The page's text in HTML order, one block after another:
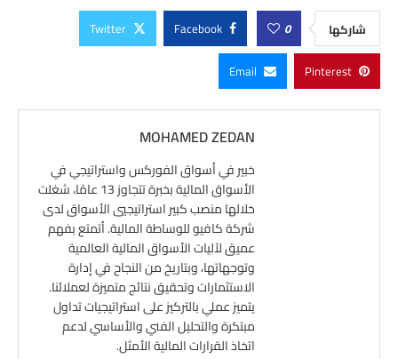
شاركها 0
Facebook
Twitter
Pinterest
Email
MOHAMED ZEDAN
خبير في أسواق الفوركس واستراتيجي في
الأسواق المالية بخبرة تتجاوز 13 عامًا، شغلت
خلالها منصب كبير استراتيجيي الأسواق لدى
شركة كافيو للوساطة المالية. أتمتع بفهم
عميق لآليات الأسواق المالية العالمية
وتوجهاتها، وبتاريخ من النجاح في إدارة
الاستثمارات وتحقيق نتائج متميزة لعملائنا.
يتميز عملي بالتركيز على استراتيجيات تداول
مبتكرة والتحليل الفني والأساسي لدعم
اتخاذ القرارات المالية الأمثل.